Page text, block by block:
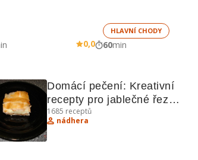
HLAVNÍ CHODY
0,0 60min
Domácí pečení: Kreativní
recepty pro jablečné řezy,
šátečky, bábovku a další
lahůdky
1685 receptů
nádhera